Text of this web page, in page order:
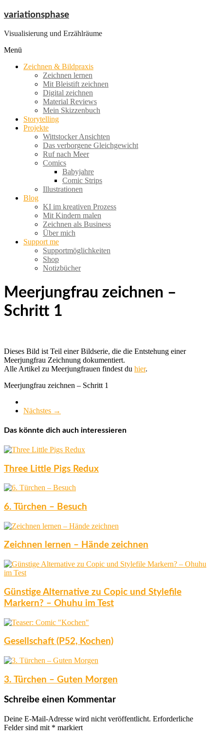
Zum
springen
variationsphase
Visualisierung und Erzählräume
Menü
Zeichnen & Bildpraxis
Zeichnen lernen
Mit Bleistift zeichnen
Digital zeichnen
Material Reviews
Mein Skizzenbuch
Storytelling
Projekte
Wittstocker Ansichten
Das verborgene Gleichgewicht
Ruf nach Meer
Comics
Babyjahre
Comic Strips
Illustrationen
Blog
KI im kreativen Prozess
Mit Kindern malen
Zeichnen als Business
Über mich
Support me
Supportmöglichkeiten
Shop
Notizbücher
Meerjungfrau zeichnen –
Schritt 1
Dieses Bild ist Teil einer Bildserie, die die Entstehung einer
Meerjungfrau Zeichnung dokumentiert.
Alle Artikel zu Meerjungfrauen findest du hier.
Meerjungfrau zeichnen – Schritt 1
Nächstes →
Das könnte dich auch interessieren
Three Little Pigs Redux
6. Türchen – Besuch
Zeichnen lernen – Hände zeichnen
Günstige Alternative zu Copic und Stylefile
Markern? – Ohuhu im Test
Gesellschaft (P52, Kochen)
3. Türchen – Guten Morgen
Schreibe einen Kommentar
Deine E-Mail-Adresse wird nicht veröffentlicht. Erforderliche
Felder sind mit * markiert